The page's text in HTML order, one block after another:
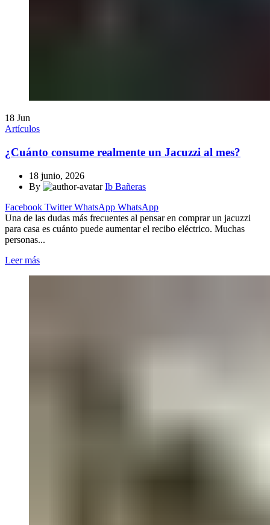
18 Jun
Artículos
¿Cuánto consume realmente un Jacuzzi al mes?
18 junio, 2026
By
Ib Bañeras
Facebook Twitter WhatsApp WhatsApp
Una de las dudas más frecuentes al pensar en comprar un jacuzzi
para casa es cuánto puede aumentar el recibo eléctrico. Muchas
personas...
Leer más